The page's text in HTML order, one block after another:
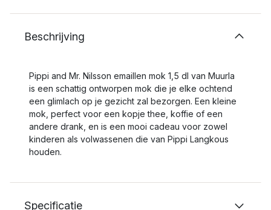
Beschrijving
Pippi and Mr. Nilsson emaillen mok 1,5 dl van Muurla
is een schattig ontworpen mok die je elke ochtend
een glimlach op je gezicht zal bezorgen. Een kleine
mok, perfect voor een kopje thee, koffie of een
andere drank, en is een mooi cadeau voor zowel
kinderen als volwassenen die van Pippi Langkous
houden.
Specificatie